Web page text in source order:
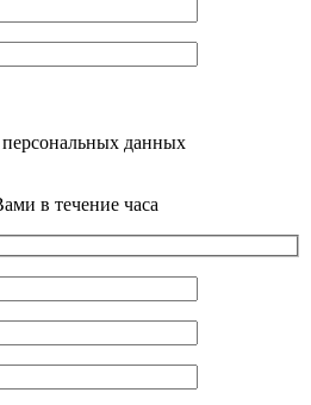
персональных данных
в течение часа